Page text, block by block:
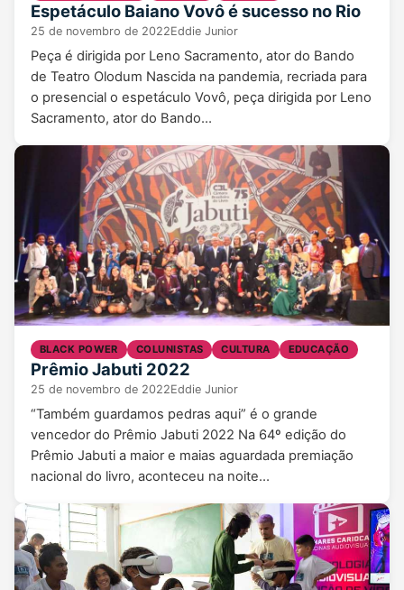
Espetáculo Baiano Vovô é sucesso no Rio
25 de novembro de 2022Eddie Junior
Peça é dirigida por Leno Sacramento, ator do Bando
de Teatro Olodum Nascida na pandemia, recriada para
o presencial o espetáculo Vovô, peça dirigida por Leno
Sacramento, ator do Bando…
BLACK POWER COLUNISTAS CULTURA EDUCAÇÃO
Prêmio Jabuti 2022
25 de novembro de 2022Eddie Junior
“Também guardamos pedras aqui” é o grande
vencedor do Prêmio Jabuti 2022 Na 64º edição do
Prêmio Jabuti a maior e maias aguardada premiação
nacional do livro, aconteceu na noite…